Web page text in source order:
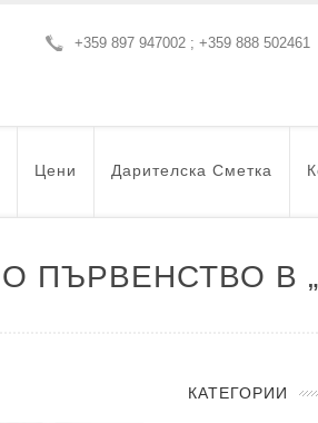
+359 897 947002 ; +359 888 502461
Цени Дарителска Сметка
ПЪРВЕНСТВО В
КАТЕГОРИИ